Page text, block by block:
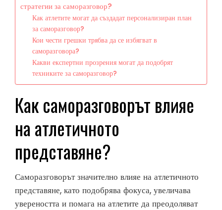
стратегии за саморазговор?
Как атлетите могат да създадат персонализиран план
за саморазговор?
Кои чести грешки трябва да се избягват в
саморазговора?
Какви експертни прозрения могат да подобрят
техниките за саморазговор?
Как саморазговорът влияе
на атлетичното
представяне?
Саморазговорът значително влияе на атлетичното
представяне, като подобрява фокуса, увеличава
увереността и помага на атлетите да преодоляват